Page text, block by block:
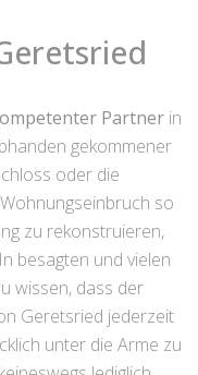
Partner in
gekommener
oder die
so
zu rekonstruieren,
besagten und vielen
wissen, dass der
Geretsried jederzeit
unter die Arme zu